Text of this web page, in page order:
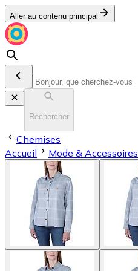
Aller au contenu principal
Rechercher
Chemises
Accueil
Mode & Accessoires